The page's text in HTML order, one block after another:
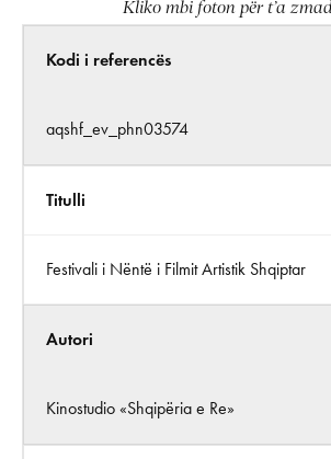
Kliko mbi foton për t’a
Kodi i referencës
aqshf_ev_phn03574
Titulli
Festivali i Nëntë i Filmit Artistik Shqiptar
Autori
Kinostudio «Shqipëria e Re»